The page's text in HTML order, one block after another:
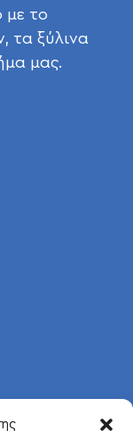
με το
τα ξύλινα
μας.